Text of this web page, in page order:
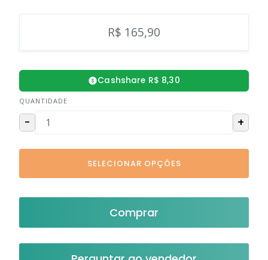
R$ 165,90
Cashshare R$ 8,30
QUANTIDADE
- +
SELECIONAR OPÇÕES
Comprar